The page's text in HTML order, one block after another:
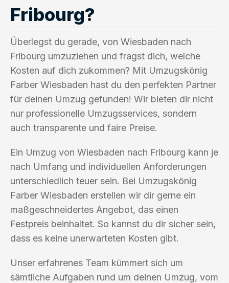
Fribourg?
Überlegst du gerade, von Wiesbaden nach
Fribourg umzuziehen und fragst dich, welche
Kosten auf dich zukommen? Mit Umzugskönig
Farber Wiesbaden hast du den perfekten Partner
für deinen Umzug gefunden! Wir bieten dir nicht
nur professionelle Umzugsservices, sondern
auch transparente und faire Preise.
Ein Umzug von Wiesbaden nach Fribourg kann je
nach Umfang und individuellen Anforderungen
unterschiedlich teuer sein. Bei Umzugskönig
Farber Wiesbaden erstellen wir dir gerne ein
maßgeschneidertes Angebot, das einen
Festpreis beinhaltet. So kannst du dir sicher sein,
dass es keine unerwarteten Kosten gibt.
Unser erfahrenes Team kümmert sich um
sämtliche Aufgaben rund um deinen Umzug, vom